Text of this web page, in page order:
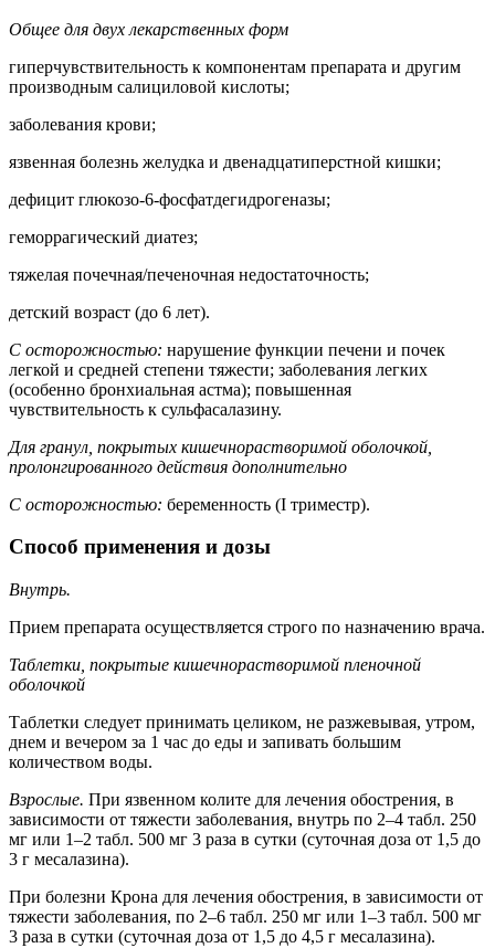
Общее для двух лекарственных форм
гиперчувствительность к компонентам препарата и другим
производным салициловой кислоты;
заболевания крови;
язвенная болезнь желудка и двенадцатиперстной кишки;
дефицит глюкозо-6-фосфатдегидрогеназы;
геморрагический диатез;
тяжелая почечная/печеночная недостаточность;
детский возраст (до 6 лет).
С осторожностью: нарушение функции печени и почек
легкой и средней степени тяжести; заболевания легких
(особенно бронхиальная астма); повышенная
чувствительность к сульфасалазину.
Для гранул, покрытых кишечнорастворимой оболочкой,
пролонгированного действия дополнительно
С осторожностью: беременность (I триместр).
Способ применения и дозы
Внутрь.
Прием препарата осуществляется строго по назначению врача.
Таблетки, покрытые кишечнорастворимой пленочной
оболочкой
Таблетки следует принимать целиком, не разжевывая, утром,
днем и вечером за 1 час до еды и запивать большим
количеством воды.
Взрослые. При язвенном колите для лечения обострения, в
зависимости от тяжести заболевания, внутрь по 2–4 табл. 250
мг или 1–2 табл. 500 мг 3 раза в сутки (суточная доза от 1,5 до
3 г месалазина).
При болезни Крона для лечения обострения, в зависимости от
тяжести заболевания, по 2–6 табл. 250 мг или 1–3 табл. 500 мг
3 раза в сутки (суточная доза от 1,5 до 4,5 г месалазина).